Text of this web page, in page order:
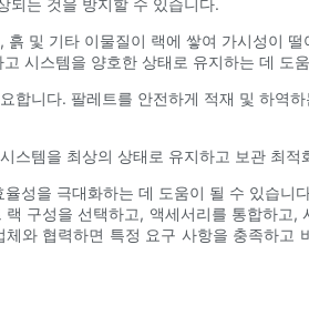
되는 것을 방지할 수 있습니다.
및 기타 이물질이 랙에 쌓여 가시성이
시스템을 양호한 상태로 유지하는 데 도
니다. 팔레트를 안전하게 적재 및 하역
템을 최상의 상태로 유지하고 보관 최
성을 극대화하는 데 도움이 될 수 있습
구성을 선택하고, 액세서리를 통합하고
와 협력하면 특정 요구 사항을 충족하고